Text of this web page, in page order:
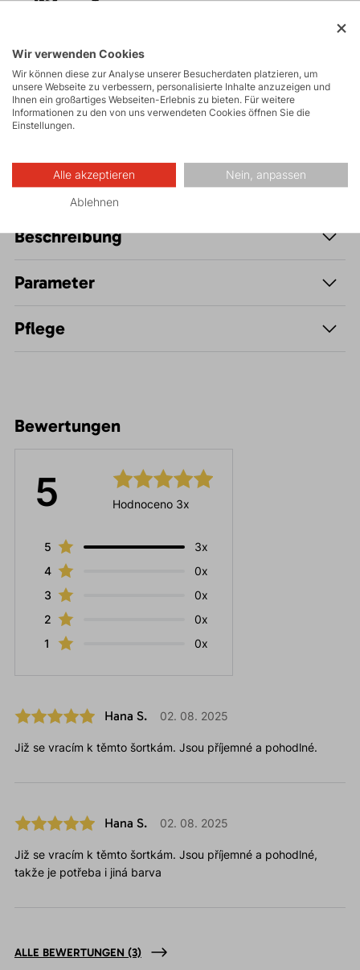
Touren
Felsklettern und
Klettersteige
Freizeit - Casual
Beschreibung
Parameter
Pflege
Bewertungen
5 Hodnoceno 3x
5
3x
4
0x
3
0x
2
0x
1
0x
Hana S. 02. 08. 2025
Již se vracím k těmto šortkám. Jsou příjemné a pohodlné.
Hana S. 02. 08. 2025
Již se vracím k těmto šortkám. Jsou příjemné a pohodlné,
takže je potřeba i jiná barva
ALLE BEWERTUNGEN (3)
Wir verwenden Cookies
Wir können diese zur Analyse unserer Besucherdaten platzieren, um
unsere Webseite zu verbessern, personalisierte Inhalte anzuzeigen und
Ihnen ein großartiges Webseiten-Erlebnis zu bieten. Für weitere
Informationen zu den von uns verwendeten Cookies öffnen Sie die
Einstellungen.
Alle akzeptieren Nein, anpassen
Ablehnen